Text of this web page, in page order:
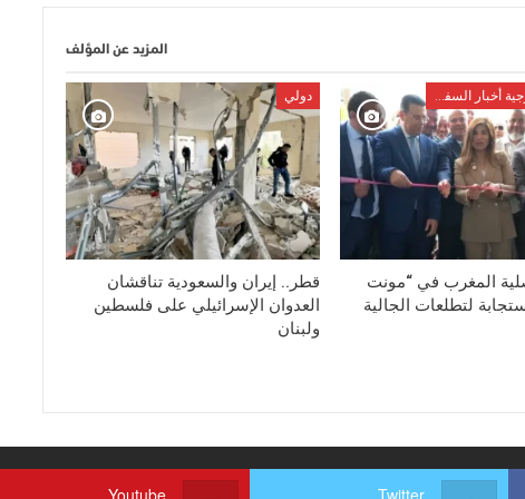
المزيد عن المؤلف
وزارة الخارجية أخبار السفراء
المغرب في “مونت
لتطلعات الجالية
دولي
قطر.. إيران والسعودية تناقشان
العدوان الإسرائيلي على فلسطين
ولبنان